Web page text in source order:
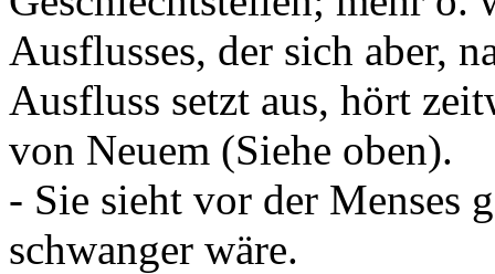
Ausflusses, der sich aber,
Ausfluss setzt aus, hört
von Neuem (Siehe oben).
- Sie sieht vor der Menses
schwanger wäre.